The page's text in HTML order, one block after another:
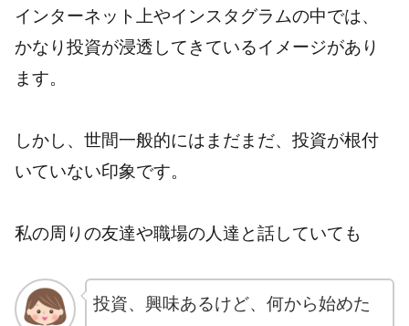
インターネット上やインスタグラムの中では、
かなり投資が浸透してきているイメージがあり
ます。
しかし、世間一般的にはまだまだ、投資が根付
いていない印象です。
私の周りの友達や職場の人達と話していても
投資、興味あるけど、何から始めた